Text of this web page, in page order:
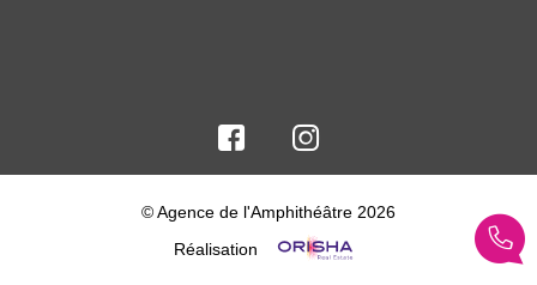
© Agence de l'Amphithéâtre 2026
Réalisation